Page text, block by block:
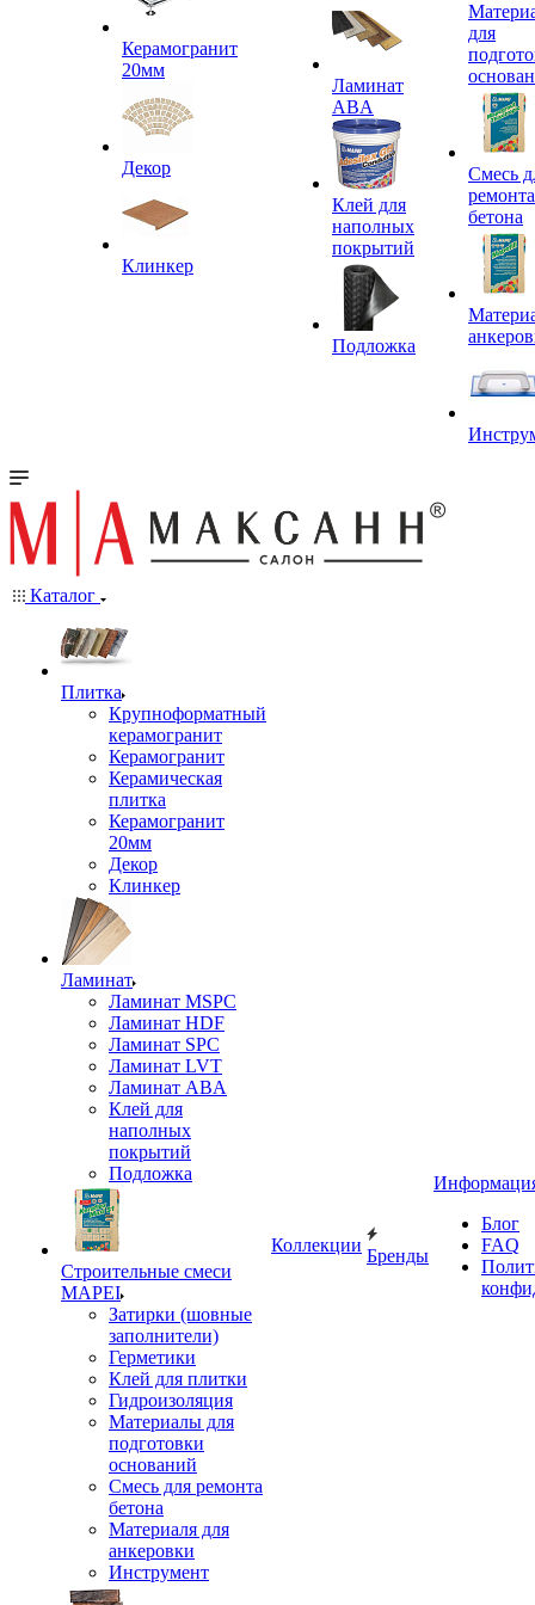
Керамогранит
20мм
Декор
Клинкер
Ламинат
ABA
Клей для
наполных
покрытий
Подложка
для
Смесь
ремонта
бетона
Каталог
Плитка
Крупноформатный
керамогранит
Керамогранит
Керамическая
плитка
Керамогранит
20мм
Декор
Клинкер
Ламинат
Ламинат MSPC
Ламинат HDF
Ламинат SPC
Ламинат LVT
Ламинат ABA
Клей для
наполных
покрытий
Подложка
Строительные смеси
MAPEI
Затирки (шовные
заполнители)
Герметики
Клей для плитки
Гидроизоляция
Материалы для
подготовки
оснований
Смесь для ремонта
бетона
Материаля для
анкеровки
Инструмент
Коллекции
Бренды
Блог
FAQ